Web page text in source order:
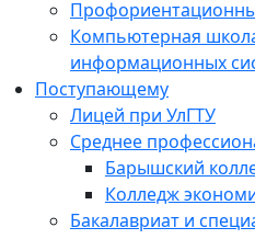
Компьютерная
информационных
Поступающему
Лицей при УлГТУ
Среднее
Барышский
Колледж
Бакалавриат и